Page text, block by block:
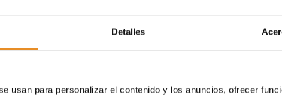
Detalles
usan para personalizar el contenido y los anuncios, ofrecer